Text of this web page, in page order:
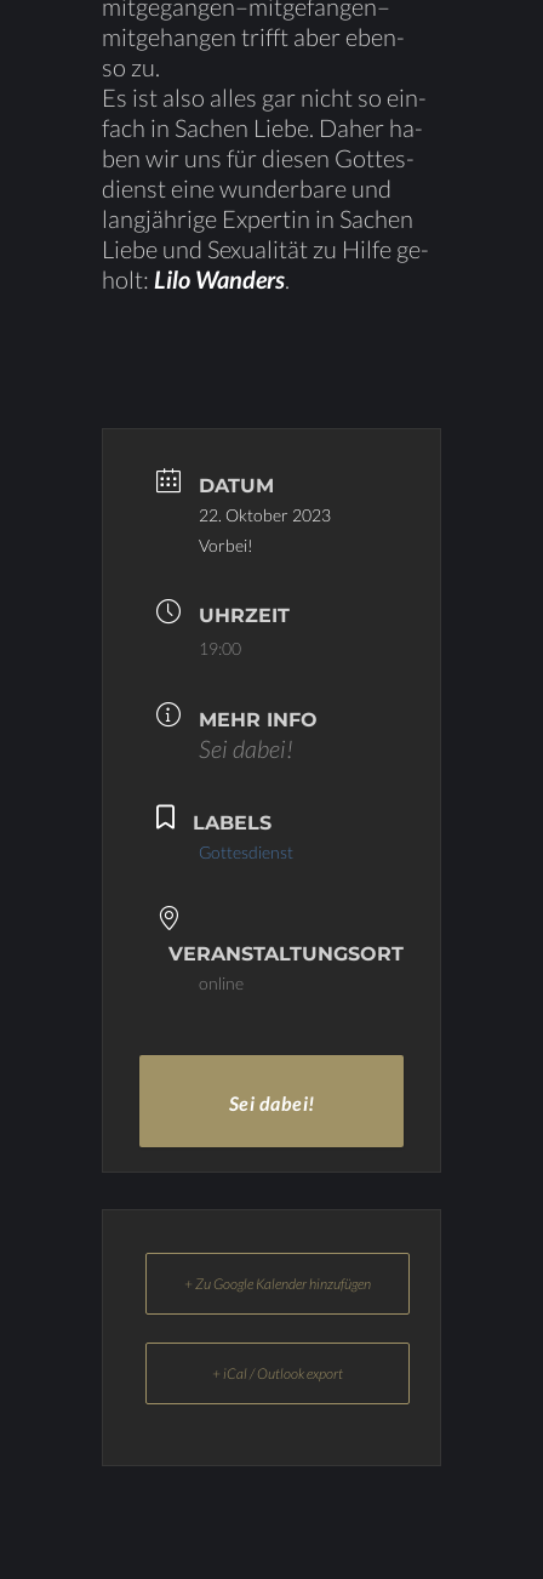
mitgegangen–mitgefangen–
mitgehangen trifft aber eben­
so zu.
Es ist also al­les gar nicht so ein­
fach in Sa­chen Lie­be. Da­her ha­
ben wir uns für die­sen Got­tes­
dienst eine wun­der­ba­re und
lang­jäh­ri­ge Ex­per­tin in Sa­chen
Lie­be und Se­xua­li­tät zu Hil­fe ge­
holt: Lilo Wan­ders.
DATUM
22. Oktober 2023
Vorbei!
UHRZEIT
19:00
MEHR INFO
Sei dabei!
LABELS
Gottesdienst
VERANSTALTUNGSORT
online
Sei dabei!
+ Zu Google Kalender hinzufügen
+ iCal / Outlook export